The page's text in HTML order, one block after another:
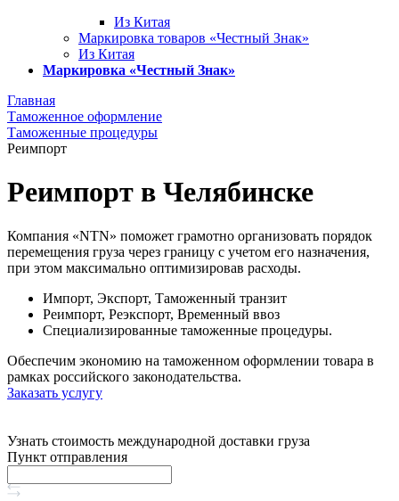
Из Китая
Маркировка товаров «Честный Знак»
Из Китая
Маркировка «Честный Знак»
Главная
Таможенное оформление
Таможенные процедуры
Реимпорт
Реимпорт в Челябинске
Компания «NTN» поможет грамотно организовать порядок
перемещения груза через границу с учетом его назначения,
при этом максимально оптимизировав расходы.
Импорт, Экспорт, Таможенный транзит
Реимпорт, Реэкспорт, Временный ввоз
Специализированные таможенные процедуры.
Обеспечим экономию на таможенном оформлении товара в
рамках российского законодательства.
Заказать услугу
Узнать стоимость международной доставки груза
Пункт отправления